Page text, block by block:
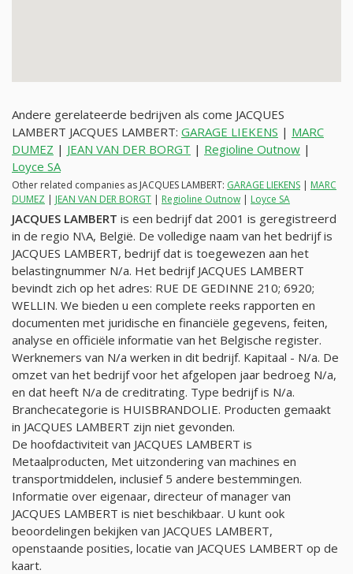
Andere gerelateerde bedrijven als come JACQUES
LAMBERT JACQUES LAMBERT: GARAGE LIEKENS | MARC
DUMEZ | JEAN VAN DER BORGT | Regioline Outnow |
Loyce SA
Other related companies as JACQUES LAMBERT: GARAGE LIEKENS | MARC
DUMEZ | JEAN VAN DER BORGT | Regioline Outnow | Loyce SA
JACQUES LAMBERT is een bedrijf dat 2001 is geregistreerd
in de regio N\A, België. De volledige naam van het bedrijf is
JACQUES LAMBERT, bedrijf dat is toegewezen aan het
belastingnummer N/a. Het bedrijf JACQUES LAMBERT
bevindt zich op het adres: RUE DE GEDINNE 210; 6920;
WELLIN. We bieden u een complete reeks rapporten en
documenten met juridische en financiële gegevens, feiten,
analyse en officiële informatie van het Belgische register.
Werknemers van N/a werken in dit bedrijf. Kapitaal - N/a. De
omzet van het bedrijf voor het afgelopen jaar bedroeg N/a,
en dat heeft N/a de creditrating. Type bedrijf is N/a.
Branchecategorie is HUISBRANDOLIE. Producten gemaakt
in JACQUES LAMBERT zijn niet gevonden.
De hoofdactiviteit van JACQUES LAMBERT is
Metaalproducten, Met uitzondering van machines en
transportmiddelen, inclusief 5 andere bestemmingen.
Informatie over eigenaar, directeur of manager van
JACQUES LAMBERT is niet beschikbaar. U kunt ook
beoordelingen bekijken van JACQUES LAMBERT,
openstaande posities, locatie van JACQUES LAMBERT op de
kaart.